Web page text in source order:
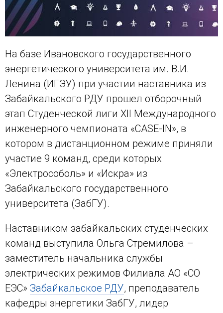
На базе Ивановского государственного
энергетического университета им. В.И.
Ленина (ИГЭУ) при участии наставника из
Забайкальского РДУ прошел отборочный
этап Студенческой лиги XII Международного
инженерного чемпионата «CASE-IN», в
котором в дистанционном режиме приняли
участие 9 команд, среди которых
«Электрособоль» и «Искра» из
Забайкальского государственного
университета (ЗабГУ).
Наставником забайкальских студенческих
команд выступила Ольга Стремилова –
заместитель начальника службы
электрических режимов Филиала АО «СО
ЕЭС» Забайкальское РДУ, преподаватель
кафедры энергетики ЗабГУ, лидер